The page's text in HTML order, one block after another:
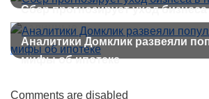
Сбер прогнозирует уход бизнеса
наличные
Аналитики Домклик развеяли
мифы об ипотеке
Comments are disabled